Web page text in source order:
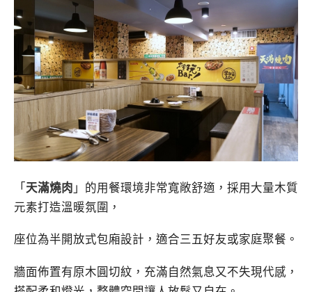
「天滿燒肉 」的用餐環境非常寬敞舒適，採用大量木質
元素打造溫暖氛圍，
座位為半開放式包廂設計，適合三五好友或家庭聚餐。
牆面佈置有原木圓切紋，充滿自然氣息又不失現代感，